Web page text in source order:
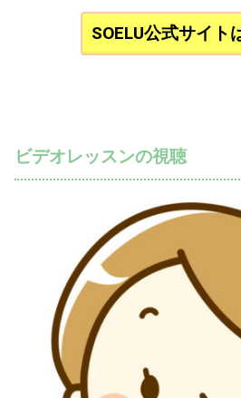
SOELU公式サイト
ビデオレッスンの視聴